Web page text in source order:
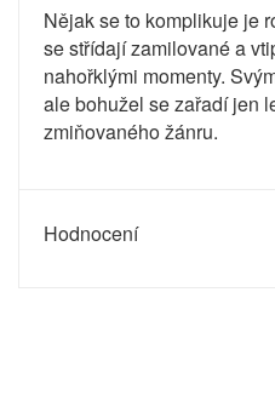
Nějak se to komplikuje je
se střídají zamilované a
nahořklými momenty.
ale bohužel se zařadí jen
zmiňovaného žánru.
Hodnocení